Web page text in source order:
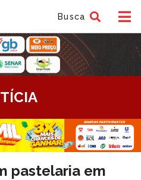
Busca
pastelaria em